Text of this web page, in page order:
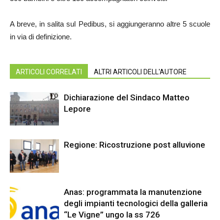
A breve, in salita sul Pedibus, si aggiungeranno altre 5 scuole
in via di definizione.
ARTICOLI CORRELATI ALTRI ARTICOLI DELL'AUTORE
Dichiarazione del Sindaco Matteo
Lepore
Regione: Ricostruzione post alluvione
Anas: programmata la manutenzione
degli impianti tecnologici della galleria
“Le Vigne” ungo la ss 726